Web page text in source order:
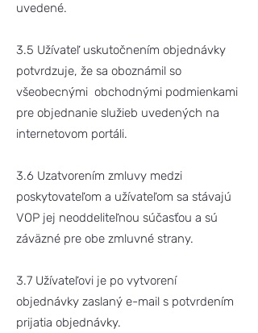
uvedené.
3.5 Užívateľ uskutočnením objednávky
potvrdzuje, že sa oboznámil so
všeobecnými obchodnými podmienkami
pre objednanie služieb uvedených na
internetovom portáli.
3.6 Uzatvorením zmluvy medzi
poskytovateľom a užívateľom sa stávajú
VOP jej neoddeliteľnou súčasťou a sú
záväzné pre obe zmluvné strany.
3.7 Užívateľovi je po vytvorení
objednávky zaslaný e-mail s potvrdením
prijatia objednávky.